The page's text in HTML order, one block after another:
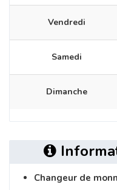
Vendredi
Samedi
Dimanche
Changeur de